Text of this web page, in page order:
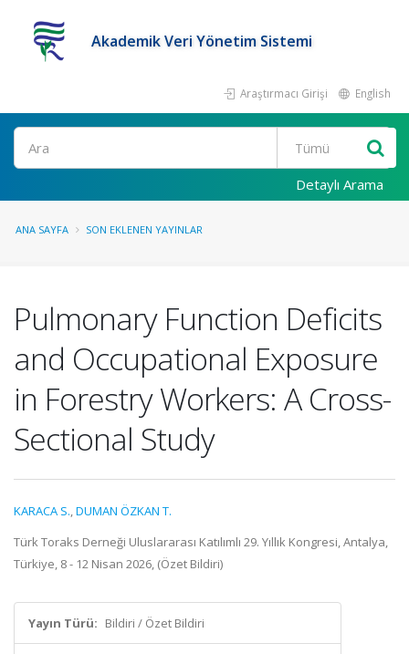
Akademik Veri Yönetim Sistemi
Araştırmacı Girişi English
Ara
Detaylı Arama
ANA SAYFA SON EKLENEN YAYINLAR
Pulmonary Function Deficits
and Occupational Exposure
in Forestry Workers: A Cross-
Sectional Study
KARACA S.,DUMAN ÖZKAN T.
Türk Toraks Derneği Uluslararası Katılımlı 29. Yıllık Kongresi, Antalya,
Türkiye, 8 - 12 Nisan 2026, (Özet Bildiri)
Yayın Türü: Bildiri / Özet Bildiri